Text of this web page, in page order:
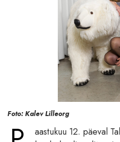
Foto: Kalev Lilleorg
aastukuu 12. päeval